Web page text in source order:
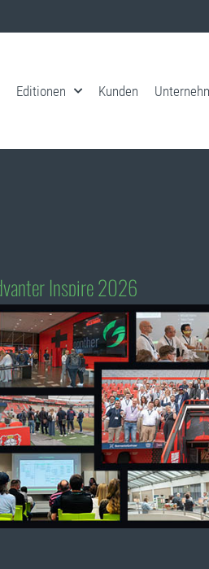
Editionen Kunden
Inspire 2026